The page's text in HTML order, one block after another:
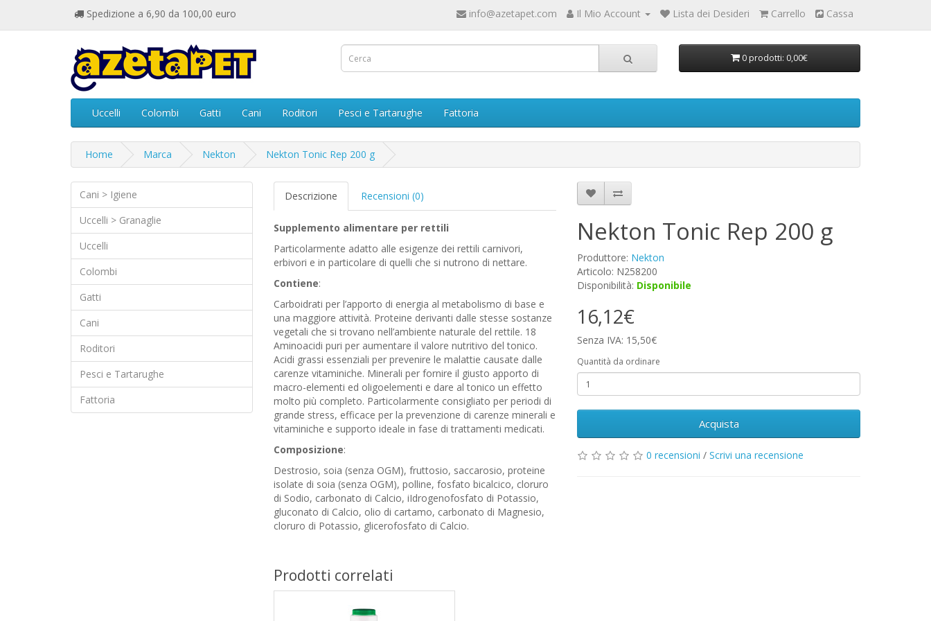
Spedizione a 6,90 da 100,00 euro info@azetapet.com Il Mio Account Lista dei Desideri Carrello Cassa
0 prodotti: 0,00€
Uccelli Colombi Gatti Cani Roditori Pesci e Tartarughe Fattoria
Home Marca Nekton Nekton Tonic Rep 200 g
Cani > Igiene
Uccelli > Granaglie
Uccelli
Colombi
Gatti
Cani
Roditori
Pesci e Tartarughe
Fattoria
Descrizione Recensioni (0)
Supplemento alimentare per rettili
Particolarmente adatto alle esigenze dei rettili carnivori,
erbivori e in particolare di quelli che si nutrono di nettare.
Contiene:
Carboidrati per l’apporto di energia al metabolismo di base e
una maggiore attività. Proteine derivanti dalle stesse sostanze
vegetali che si trovano nell’ambiente naturale del rettile. 18
Aminoacidi puri per aumentare il valore nutritivo del tonico.
Acidi grassi essenziali per prevenire le malattie causate dalle
carenze vitaminiche. Minerali per fornire il giusto apporto di
macro-elementi ed oligoelementi e dare al tonico un effetto
molto più completo. Particolarmente consigliato per periodi di
grande stress, efficace per la prevenzione di carenze minerali e
vitaminiche e supporto ideale in fase di trattamenti medicati.
Composizione:
Destrosio, soia (senza OGM), fruttosio, saccarosio, proteine
isolate di soia (senza OGM), polline, fosfato bicalcico, cloruro
di Sodio, carbonato di Calcio, iIdrogenofosfato di Potassio,
gluconato di Calcio, olio di cartamo, carbonato di Magnesio,
cloruro di Potassio, glicerofosfato di Calcio.
Nekton Tonic Rep 200 g
Produttore: Nekton
Articolo: N258200
Disponibilità: Disponibile
16,12€
Senza IVA: 15,50€
Quantità da ordinare
Acquista
0 recensioni /Scrivi una recensione
Prodotti correlati